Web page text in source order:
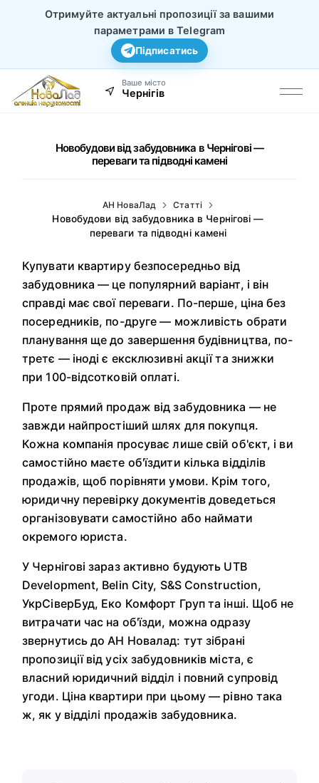
Отримуйте актуальні пропозиції за вашими
параметрами в Telegram
Підписатись
Ваше місто
Чернігів
Новобудови від забудовника в Чернігові —
переваги та підводні камені
АН НоваЛад Статті
Новобудови від забудовника в Чернігові —
переваги та підводні камені
Купувати квартиру безпосередньо від
забудовника — це популярний варіант, і він
справді має свої переваги. По-перше, ціна без
посередників, по-друге — можливість обрати
планування ще до завершення будівництва, по-
третє — іноді є ексклюзивні акції та знижки
при 100-відсотковій оплаті.
Проте прямий продаж від забудовника — не
завжди найпростіший шлях для покупця.
Кожна компанія просуває лише свій об'єкт, і ви
самостійно маєте об'їздити кілька відділів
продажів, щоб порівняти умови. Крім того,
юридичну перевірку документів доведеться
організовувати самостійно або наймати
окремого юриста.
У Чернігові зараз активно будують UTB
Development, Belin City, S&S Construction,
УкрСіверБуд, Еко Комфорт Груп та інші. Щоб не
витрачати час на об'їзди, можна одразу
звернутись до АН Новалад: тут зібрані
пропозиції від усіх забудовників міста, є
власний юридичний відділ і повний супровід
угоди. Ціна квартири при цьому — рівно така
ж, як у відділі продажів забудовника.